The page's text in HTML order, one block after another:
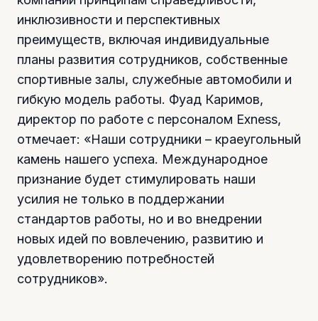
инклюзивности и перспективных
преимуществ, включая индивидуальные
планы развития сотрудников, собственные
спортивные залы, служебные автомобили и
гибкую модель работы. Фуад Каримов,
директор по работе с персоналом Exness,
отмечает: «Наши сотрудники – краеугольный
камень нашего успеха. Международное
признание будет стимулировать наши
усилия не только в поддержании
стандартов работы, но и во внедрении
новых идей по вовлечению, развитию и
удовлетворению потребностей
сотрудников».